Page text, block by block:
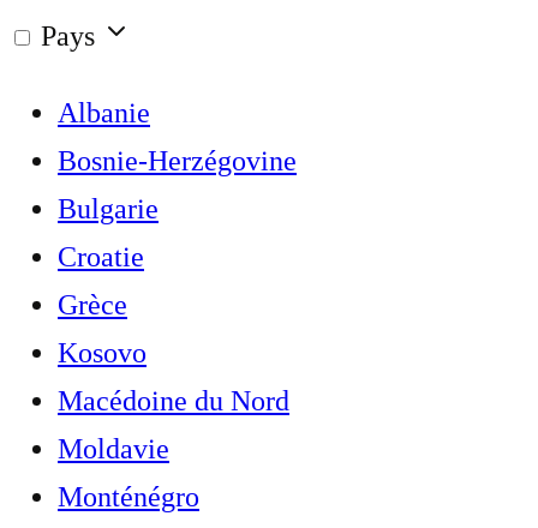
Pays
Albanie
Bosnie-Herzégovine
Bulgarie
Croatie
Grèce
Kosovo
Macédoine du Nord
Moldavie
Monténégro